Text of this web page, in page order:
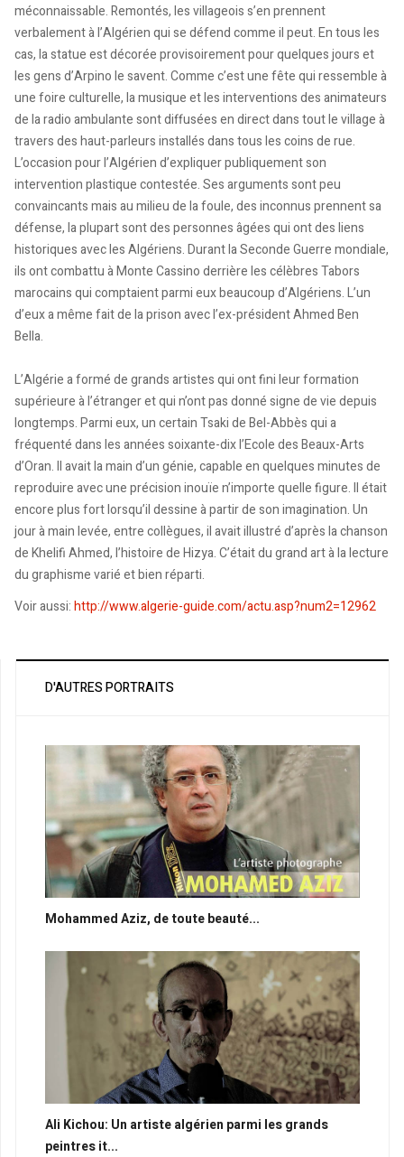
méconnaissable. Remontés, les villageois s’en prennent
verbalement à l’Algérien qui se défend comme il peut. En tous les
cas, la statue est décorée provisoirement pour quelques jours et
les gens d’Arpino le savent. Comme c’est une fête qui ressemble à
une foire culturelle, la musique et les interventions des animateurs
de la radio ambulante sont diffusées en direct dans tout le village à
travers des haut-parleurs installés dans tous les coins de rue.
L’occasion pour l’Algérien d’expliquer publiquement son
intervention plastique contestée. Ses arguments sont peu
convaincants mais au milieu de la foule, des inconnus prennent sa
défense, la plupart sont des personnes âgées qui ont des liens
historiques avec les Algériens. Durant la Seconde Guerre mondiale,
ils ont combattu à Monte Cassino derrière les célèbres Tabors
marocains qui comptaient parmi eux beaucoup d’Algériens. L’un
d’eux a même fait de la prison avec l’ex-président Ahmed Ben
Bella.
L’Algérie a formé de grands artistes qui ont fini leur formation
supérieure à l’étranger et qui n’ont pas donné signe de vie depuis
longtemps. Parmi eux, un certain Tsaki de Bel-Abbès qui a
fréquenté dans les années soixante-dix l’Ecole des Beaux-Arts
d’Oran. Il avait la main d’un génie, capable en quelques minutes de
reproduire avec une précision inouïe n’importe quelle figure. Il était
encore plus fort lorsqu’il dessine à partir de son imagination. Un
jour à main levée, entre collègues, il avait illustré d’après la chanson
de Khelifi Ahmed, l’histoire de Hizya. C’était du grand art à la lecture
du graphisme varié et bien réparti.
Voir aussi:http://www.algerie-guide.com/actu.asp?num2=12962
D'AUTRES PORTRAITS
Mohammed Aziz, de toute beauté...
Ali Kichou: Un artiste algérien parmi les grands
peintres it...